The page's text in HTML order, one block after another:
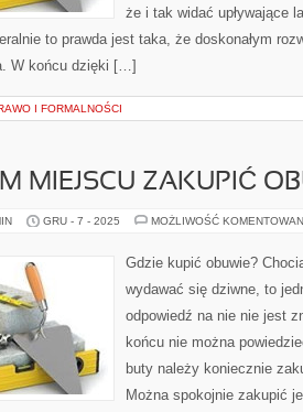
że i tak widać upływające
to prawda jest taka, że doskonałym
W końcu dzięki […]
I FORMALNOŚCI
MIEJSCU ZAKUPIĆ
GRU - 7 - 2025 MOŻLIWOŚĆ
Gdzie kupić obuwie?
wydawać się dziwne, to
odpowiedź na nie nie jest
końcu nie można
buty należy koniecznie
Można spokojnie zakupić